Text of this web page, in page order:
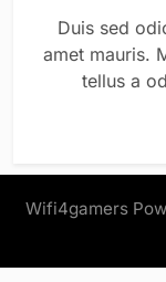
Duis sed
amet mauris.
tellus a